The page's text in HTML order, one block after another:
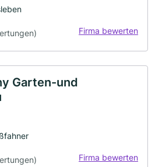
Firma bewerten
Garten-und
Firma bewerten